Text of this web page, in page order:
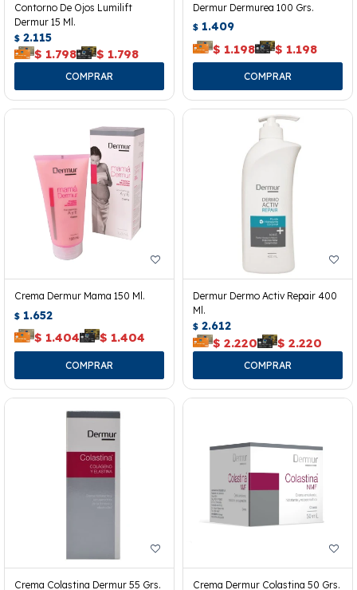
Contorno De Ojos Lumilift
Dermur 15 Ml.
$ 2.115
$ 1.798 $ 1.798
Dermur Dermurea 100 Grs.
$ 1.409
$ 1.198 $ 1.198
Crema Dermur Mama 150 Ml.
$ 1.652
$ 1.404 $ 1.404
Dermur Dermo Activ Repair 400
Ml.
$ 2.612
$ 2.220 $ 2.220
Crema Colastina Dermur 55 Grs. Crema Dermur Colastina 50 Grs.